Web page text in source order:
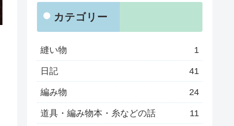
カテゴリー
縫い物 1
日記 41
編み物 24
道具・編み物本・糸などの話 11